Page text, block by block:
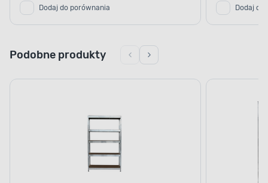
Dodaj do porównania Dodaj do
Podobne produkty